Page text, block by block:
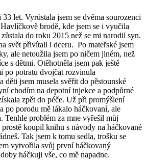
let. Vyrůstala jsem se dvěma sourozenci
brodě, kde jsem se i vyučila
do roku 2015 než se mi narodil syn.
svět přivítali i dceru. Po mateřské jsem
ale netoužila jsem po ničem jiném, než
s dětmi. Otěhotněla jsem pak ještě
po potratu dvojčat rozvinula
děti jsem musela svěřit do pěstounské
chodím na depotní injekce a podpůrné
zpět do péče. Už při promýšlení
po porodu mě lákalo háčkovaní, ale
Tenhle problém za mne vyřešil můj
koupil knihu s návody na háčkované
Tak jsem k tomu sedla, trošku se
vytvořila svůj první háčkovaný
háčkuji vše, co mě napadne.